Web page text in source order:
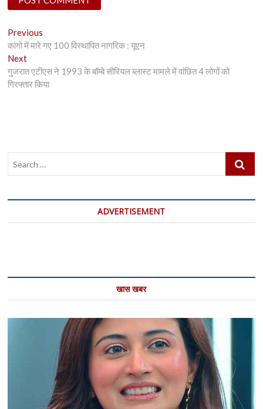
Post
navigation
Previous
post:
कांगो में मारे गए 100 विस्थापित नागरिक : यूएन
NextNext
post:
गुजरात एटीएस ने 1993 के बॉम्बे सीरियल ब्लास्ट मामले में वांछित 4 लोगों को
गिरफ्तार किया
Search
ADVERTISEMENT
खास खबर